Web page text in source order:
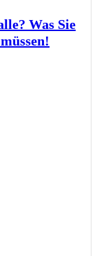
Was Sie